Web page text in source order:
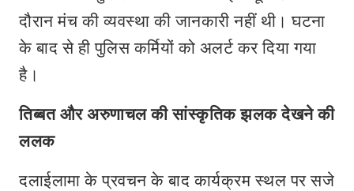
दौरान मंच की व्यवस्था की जानकारी नहीं थी। घटना
के बाद से ही पुलिस कर्मियों को अलर्ट कर दिया गया
है।
तिब्बत और अरुणाचल की सांस्कृतिक झलक देखने की
ललक
दलाईलामा के प्रवचन के बाद कार्यक्रम स्थल पर सजे